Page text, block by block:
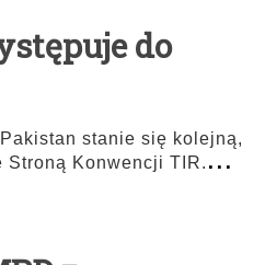
do
stanie się kolejną,
Stroną Konwencji TIR....